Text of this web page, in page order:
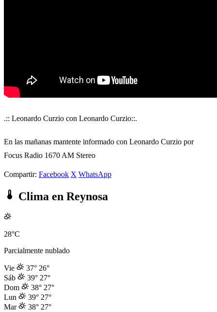
.:: Leonardo Curzio con Leonardo Curzio::.
En las mañanas mantente informado con Leonardo Curzio por
Focus Radio 1670 AM Stereo
Compartir: Facebook X WhatsApp
Clima en Reynosa
28°C
Parcialmente nublado
Vie 37° 26°
Sáb
39° 27°
Dom
38° 27°
Lun
39° 27°
Mar
38° 27°